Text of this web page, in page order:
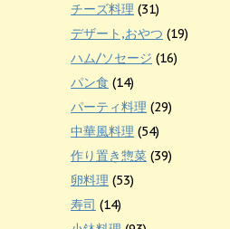
チーズ料理 (31)
デザート,おやつ (19)
ハム/ソセージ (16)
パン食 (14)
パーティ料理 (29)
中華風料理 (54)
作り置き惣菜 (39)
卵料理 (53)
寿司 (14)